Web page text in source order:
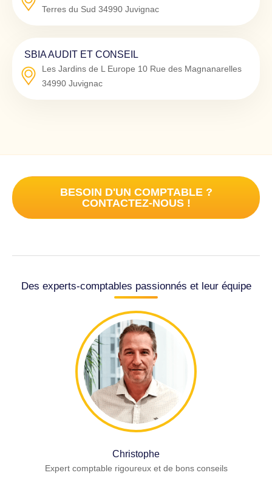
Terres du Sud 34990 Juvignac
SBIA AUDIT ET CONSEIL
Les Jardins de L Europe 10 Rue des Magnanarelles
34990 Juvignac
BESOIN D'UN COMPTABLE ?
CONTACTEZ-NOUS !
Des experts-comptables passionnés et leur équipe
Christophe
Expert comptable rigoureux et de bons conseils